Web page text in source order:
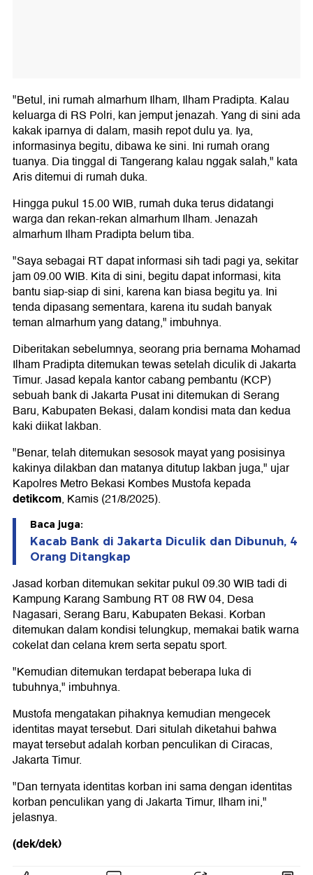
"Betul, ini rumah almarhum Ilham, Ilham Pradipta. Kalau
keluarga di RS Polri, kan jemput jenazah. Yang di sini ada
kakak iparnya di dalam, masih repot dulu ya. Iya,
informasinya begitu, dibawa ke sini. Ini rumah orang
tuanya. Dia tinggal di Tangerang kalau nggak salah," kata
Aris ditemui di rumah duka.
Hingga pukul 15.00 WIB, rumah duka terus didatangi
warga dan rekan-rekan almarhum Ilham. Jenazah
almarhum Ilham Pradipta belum tiba.
"Saya sebagai RT dapat informasi sih tadi pagi ya, sekitar
jam 09.00 WIB. Kita di sini, begitu dapat informasi, kita
bantu siap-siap di sini, karena kan biasa begitu ya. Ini
tenda dipasang sementara, karena itu sudah banyak
teman almarhum yang datang," imbuhnya.
Diberitakan sebelumnya, seorang pria bernama Mohamad
Ilham Pradipta ditemukan tewas setelah diculik di Jakarta
Timur. Jasad kepala kantor cabang pembantu (KCP)
sebuah bank di Jakarta Pusat ini ditemukan di Serang
Baru, Kabupaten Bekasi, dalam kondisi mata dan kedua
kaki diikat lakban.
"Benar, telah ditemukan sesosok mayat yang posisinya
kakinya dilakban dan matanya ditutup lakban juga," ujar
Kapolres Metro Bekasi Kombes Mustofa kepada
detikcom, Kamis (21/8/2025).
Baca juga:
Kacab Bank di Jakarta Diculik dan Dibunuh, 4
Orang Ditangkap
Jasad korban ditemukan sekitar pukul 09.30 WIB tadi di
Kampung Karang Sambung RT 08 RW 04, Desa
Nagasari, Serang Baru, Kabupaten Bekasi. Korban
ditemukan dalam kondisi telungkup, memakai batik warna
cokelat dan celana krem serta sepatu sport.
"Kemudian ditemukan terdapat beberapa luka di
tubuhnya," imbuhnya.
Mustofa mengatakan pihaknya kemudian mengecek
identitas mayat tersebut. Dari situlah diketahui bahwa
mayat tersebut adalah korban penculikan di Ciracas,
Jakarta Timur.
"Dan ternyata identitas korban ini sama dengan identitas
korban penculikan yang di Jakarta Timur, Ilham ini,"
jelasnya.
(dek/dek)